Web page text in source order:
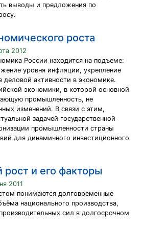
выводы и предложения по
роста
2012
России находится на подъеме:
уровня инфляции, укрепление
деловой активности в экономике.
экономики, в которой основной
промышленность, не
изменений. В связи с этим,
задачей государственной
промышленности страны
для динамичного инвестиционного
и его факторы
2011
понимаются долговременные
национального производства,
сил в долгосрочном